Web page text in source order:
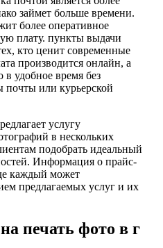
займет больше времени.
более оперативное
плату. пункты выдачи
кто ценит современные
производится онлайн, а
в удобное время без
почты или курьерской
услугу
в нескольких
подобрать идеальный
Информация о прайс-
каждый может
предлагаемых услуг и их
печать фото в г